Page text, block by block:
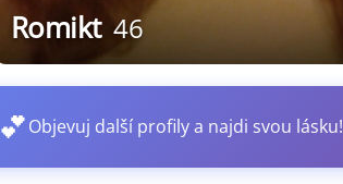
Romikt 46
💕Objevuj další profily a najdi svou lásku!